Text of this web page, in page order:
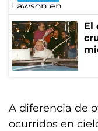
El
A diferencia de
ocurridos en